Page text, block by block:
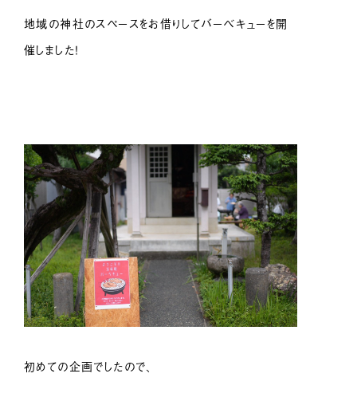
地域の神社のスペースをお借りしてバーベキューを開
催しました！
初めての企画でしたので、